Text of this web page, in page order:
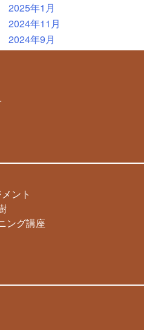
2025年1月
2024年11月
2024年9月
ント
ング講座